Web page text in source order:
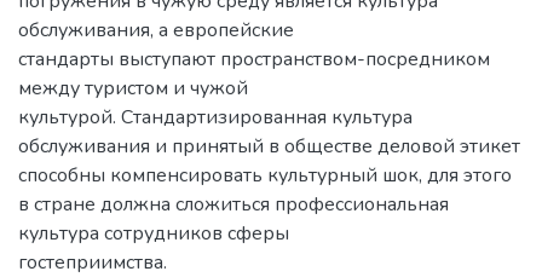
обслуживания, а европейские
стандарты выступают пространством-посредником
между туристом и чужой
культурой. Стандартизированная культура
обслуживания и принятый в обществе деловой этикет
способны компенсировать культурный шок, для этого
в стране должна сложиться профессиональная
культура сотрудников сферы
гостеприимства.